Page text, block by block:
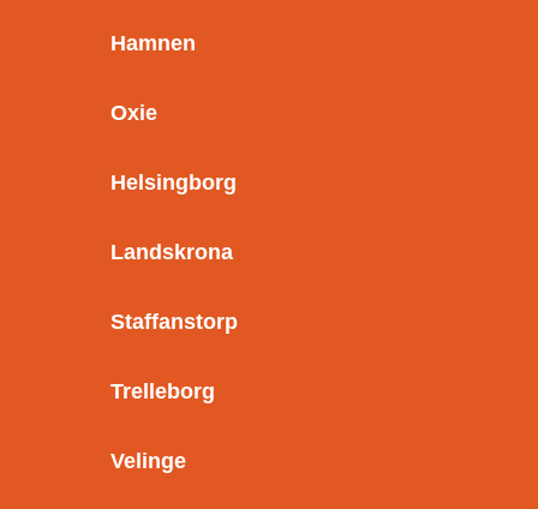
Hamnen
Oxie
Helsingborg
Landskrona
Staffanstorp
Trelleborg
Velinge